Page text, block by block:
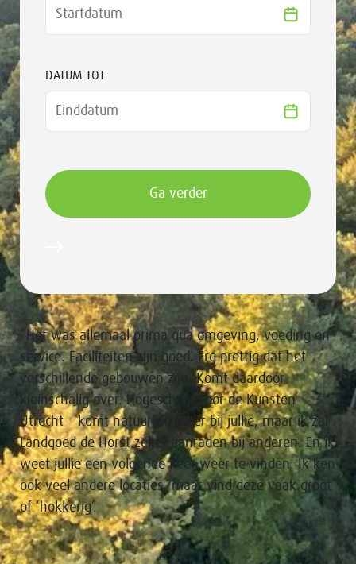
DATUM TOT
“Het was allemaal prima qua omgeving, voeding en
service. Faciliteiten zijn goed. Erg prettig dat het
verschillende gebouwen zijn. Komt daardoor
kleinschalig over. Hogeschool voor de Kunsten
Utrecht komt natuurlijk vaker bij jullie, maar ik zal
Landgoed de Horst zeker aanraden bij anderen. En ik
weet jullie een volgende keer weer te vinden. Ik ken
ook veel andere locaties, maar vind deze vaak groot
of ‘hokkerig’.